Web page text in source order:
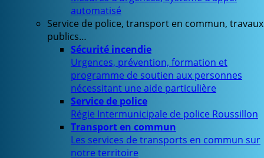
automatisé
Service de police, transport en commun, travaux
publics…
Sécurité incendie
Urgences, prévention, formation et
programme de soutien aux personnes
nécessitant une aide particulière
Service de police
Régie Intermunicipale de police Roussillon
Transport en commun
Les services de transports en commun sur
notre territoire